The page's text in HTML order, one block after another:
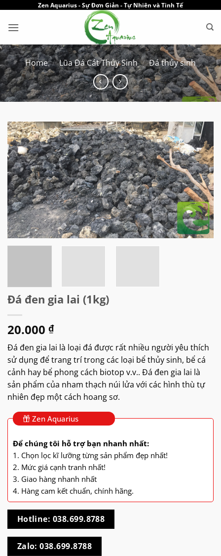
content
Zen Aquarius - Sự Đơn Giản - Tự Nhiên và Tinh Tế
Home / Lũa Đá Cát Thủy Sinh / Đá thủy sinh
Đá đen gia lai (1kg)
20.000 ₫
Đá đen gia lai là loại đá được rất nhiều người yêu thích
sử dụng để trang trí trong các loại bể thủy sinh, bể cá
cảnh hay bể phong cách biotop v.v.. Đá đen gia lai là
sản phẩm của nham thạch núi lửa với các hình thù tự
nhiên đẹp một cách hoang sơ.
Zen Aquarius
Để chúng tôi hỗ trợ bạn nhanh nhất:
1. Chọn lọc kĩ lưỡng từng sản phẩm đẹp nhất!
2. Mức giá cạnh tranh nhất!
3. Giao hàng nhanh nhất
4. Hàng cam kết chuẩn, chính hãng.
Hotline: 038.699.8788
Zalo: 038.699.8788